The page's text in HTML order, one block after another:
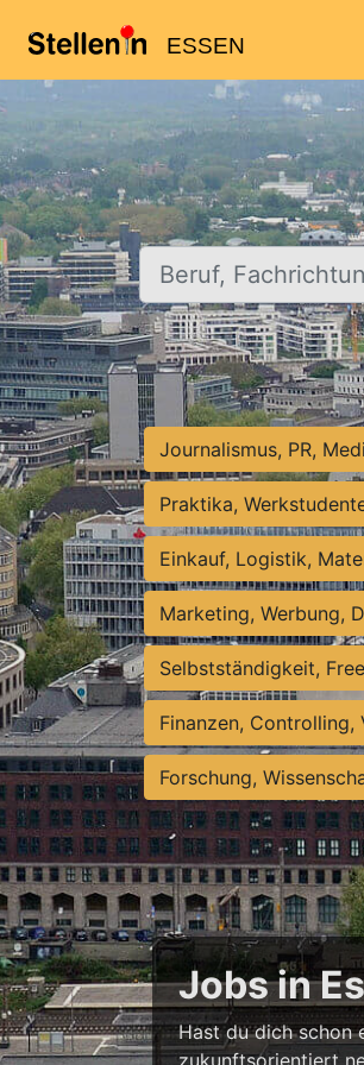
ESSEN
Beruf, Fachrichtung, Firma
Journalismus, PR,
Praktika,
Einkauf, Logistik,
Marketing, Werbung,
Selbstständigkeit,
Finanzen, Controlling,
Forschung,
Jobs in
Hast du dich schon